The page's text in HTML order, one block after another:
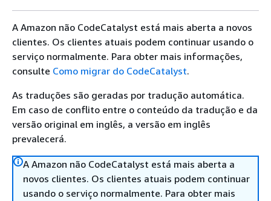
A Amazon não CodeCatalyst está mais aberta a novos
clientes. Os clientes atuais podem continuar usando o
serviço normalmente. Para obter mais informações,
consulte Como migrar do CodeCatalyst.
As traduções são geradas por tradução automática.
Em caso de conflito entre o conteúdo da tradução e da
versão original em inglês, a versão em inglês
prevalecerá.
A Amazon não CodeCatalyst está mais aberta a
novos clientes. Os clientes atuais podem continuar
usando o serviço normalmente. Para obter mais